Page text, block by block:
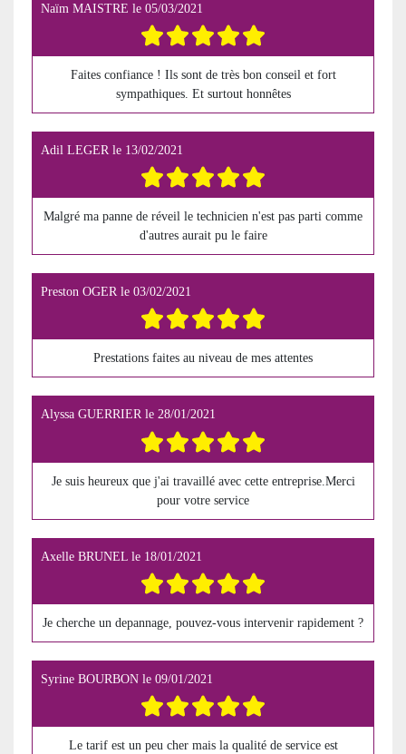
Naïm MAISTRE le 05/03/2021
Faites confiance ! Ils sont de très bon conseil et fort
sympathiques. Et surtout honnêtes
Adil LEGER le 13/02/2021
Malgré ma panne de réveil le technicien n'est pas parti comme
d'autres aurait pu le faire
Preston OGERle 03/02/2021
Prestations faites au niveau de mes attentes
Alyssa GUERRIERle 28/01/2021
Je suis heureux que j'ai travaillé avec cette entreprise.Merci
pour votre service
Axelle BRUNEL le 18/01/2021
Je cherche un depannage, pouvez-vous intervenir rapidement ?
Syrine BOURBON le 09/01/2021
Le tarif est un peu cher mais la qualité de service est